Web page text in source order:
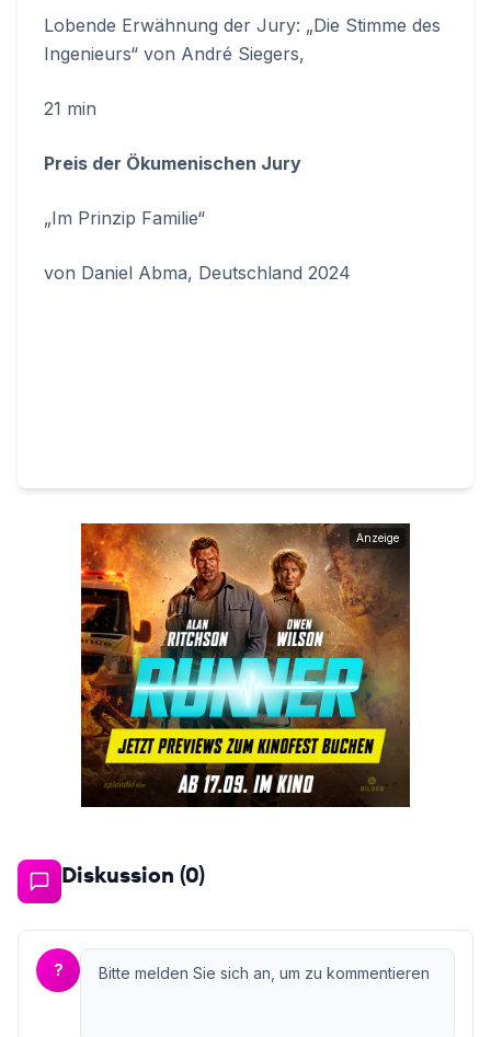
Lobende Erwähnung der Jury: „Die Stimme des
Ingenieurs“ von André Siegers,
21 min
Preis der Ökumenischen Jury
„Im Prinzip Familie“
von Daniel Abma, Deutschland 2024
Anzeige
Diskussion (0)
?